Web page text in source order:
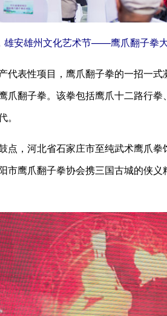
安雄州文化艺术节——鹰爪翻子拳大
表性项目，鹰爪翻子拳的一招一式
爪翻子拳。该拳包括鹰爪十二路行
，河北省石家庄市至纯武术鹰爪拳
市鹰爪翻子拳协会携三国古城的侠